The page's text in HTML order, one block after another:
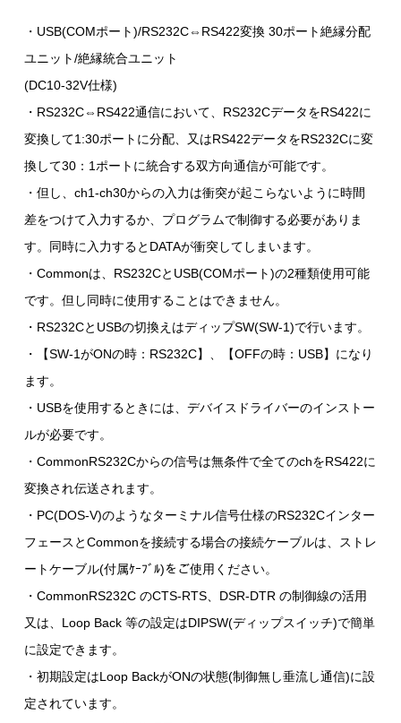
・USB(COMポート)/RS232C⇔RS422変換 30ポート絶縁分配
ユニット/絶縁統合ユニット
(DC10-32V仕様)
・RS232C⇔RS422通信において、RS232CデータをRS422に
変換して1:30ポートに分配、又はRS422データをRS232Cに変
換して30：1ポートに統合する双方向通信が可能です。
・但し、ch1-ch30からの入力は衝突が起こらないように時間
差をつけて入力するか、プログラムで制御する必要がありま
す。同時に入力するとDATAが衝突してしまいます。
・Commonは、RS232CとUSB(COMポート)の2種類使用可能
です。但し同時に使用することはできません。
・RS232CとUSBの切換えはディップSW(SW-1)で行います。
・【SW-1がONの時：RS232C】、【OFFの時：USB】になり
ます。
・USBを使用するときには、デバイスドライバーのインストー
ルが必要です。
・CommonRS232Cからの信号は無条件で全てのchをRS422に
変換され伝送されます。
・PC(DOS-V)のようなターミナル信号仕様のRS232Cインター
フェースとCommonを接続する場合の接続ケーブルは、ストレ
ートケーブル(付属ｹｰﾌﾞﾙ)をご使用ください。
・CommonRS232C のCTS-RTS、DSR-DTR の制御線の活用
又は、Loop Back 等の設定はDIPSW(ディップスイッチ)で簡単
に設定できます。
・初期設定はLoop BackがONの状態(制御無し垂流し通信)に設
定されています。